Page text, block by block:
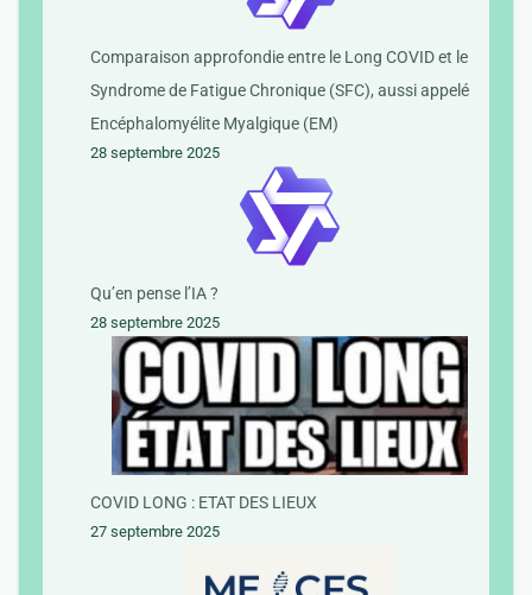
Comparaison approfondie entre le Long COVID et le
Syndrome de Fatigue Chronique (SFC), aussi appelé
Encéphalomyélite Myalgique (EM)
28 septembre 2025
Qu’en pense l’IA ?
28 septembre 2025
COVID LONG : ETAT DES LIEUX
27 septembre 2025